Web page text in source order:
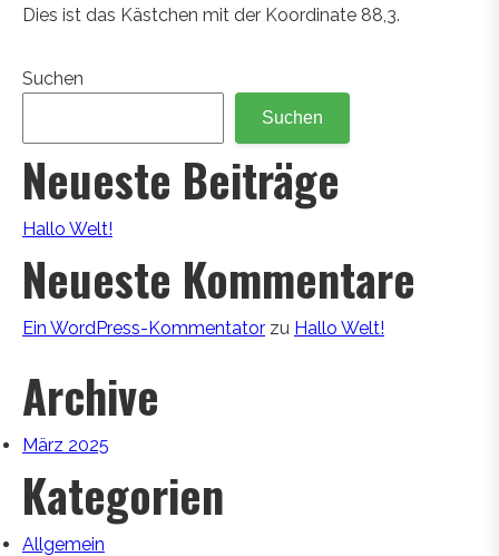
Dies ist das Kästchen mit der Koordinate 88,3.
Suchen
Suchen
Neueste Beiträge
Hallo Welt!
Neueste Kommentare
Ein WordPress-Kommentator zu Hallo Welt!
Archive
März 2025
Kategorien
Allgemein